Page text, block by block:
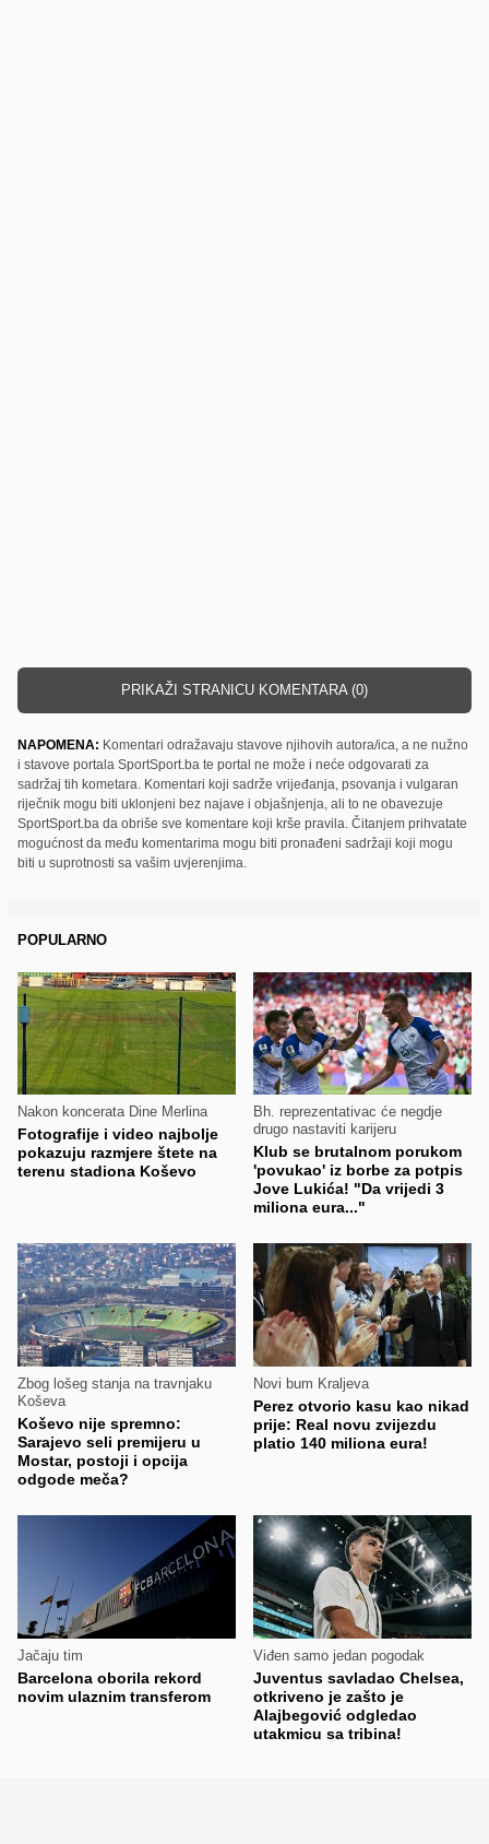
PRIKAŽI STRANICU KOMENTARA (0)
NAPOMENA: Komentari odražavaju stavove njihovih autora/ica, a ne nužno
i stavove portala SportSport.ba te portal ne može i neće odgovarati za
sadržaj tih kometara. Komentari koji sadrže vrijeđanja, psovanja i vulgaran
riječnik mogu biti uklonjeni bez najave i objašnjenja, ali to ne obavezuje
SportSport.ba da obriše sve komentare koji krše pravila. Čitanjem prihvatate
mogućnost da među komentarima mogu biti pronađeni sadržaji koji mogu
biti u suprotnosti sa vašim uvjerenjima.
POPULARNO
Nakon koncerata Dine Merlina
Fotografije i video najbolje
pokazuju razmjere štete na
terenu stadiona Koševo
Bh. reprezentativac će negdje
drugo nastaviti karijeru
Klub se brutalnom porukom
'povukao' iz borbe za potpis
Jove Lukića! "Da vrijedi 3
miliona eura..."
Zbog lošeg stanja na travnjaku
Koševa
Koševo nije spremno:
Sarajevo seli premijeru u
Mostar, postoji i opcija
odgode meča?
Novi bum Kraljeva
Perez otvorio kasu kao nikad
prije: Real novu zvijezdu
platio 140 miliona eura!
Jačaju tim
Barcelona oborila rekord
novim ulaznim transferom
Viđen samo jedan pogodak
Juventus savladao Chelsea,
otkriveno je zašto je
Alajbegović odgledao
utakmicu sa tribina!